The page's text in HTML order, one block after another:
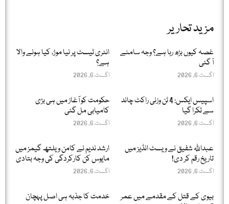
مزید تحاریر
غصہ کیوں بڑھ رہا ہے؟ وجہ سامنے
آ گئی
اگست 6, 2026
انٹری ٹیسٹ پر نیا موڑ، کیا ہونے والا
ہے؟
اگست 6, 2026
اسپیس ایکس: 4 ٹن وزنی راکٹ چاند
سے ٹکرا گیا
اگست 6, 2026
حکومت کو آغاز میں ہی بڑی
کامیابی مل گئی
اگست 6, 2026
عبداللّٰہ شفیق نے ویسٹ انڈیز میں
تاریخ رقم کر دی!
اگست 6, 2026
ارشد ندیم نے کامن ویلتھ گیمز میں
مایوس کن کارکردگی کی وجہ بتادی
اگست 6, 2026
بیوی کے قتل کے مقدمے میں عمر
خدمت کا جذبہ ہی اصل پہچان